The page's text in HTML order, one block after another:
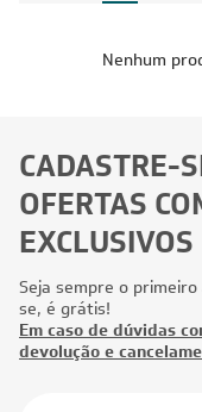
Nenhum
CADASTRE-
OFERTAS
EXCLUSIVOS
Seja sempre o
se, é grátis!
Em caso de dúvidas
devolução e